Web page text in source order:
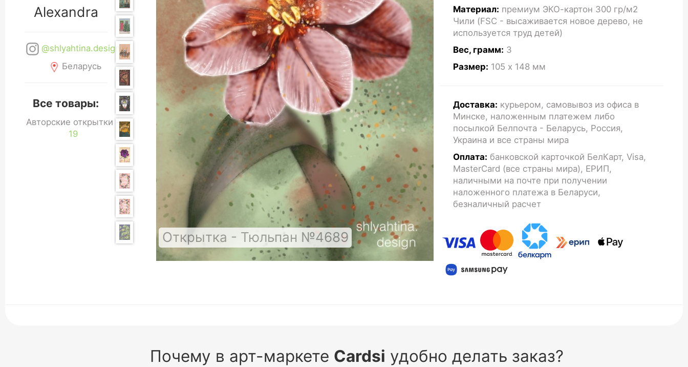
Alexandra
@shlyahtina.design
Беларусь
Все товары:
Авторские открытки -
19
Открытка - Тюльпан №4689
Материал: премиум ЭКО-картон 300 гр/м2
Чили (FSC - высаживается новое дерево, не
используется труд детей)
Вес, грамм: 3
Размер: 105 x 148 мм
Доставка: курьером, самовывоз из офиса в
Минске, наложенным платежем либо
посылкой Белпочта - Беларусь, Россия,
Украина и все страны мира
Оплата: банковской карточкой БелКарт, Visa,
MasterCard (все страны мира), ЕРИП,
наличными на почте при получении
наложенного платежа в Беларуси,
безналичный расчет
Почему в арт-маркете Cardsi удобно делать заказ?